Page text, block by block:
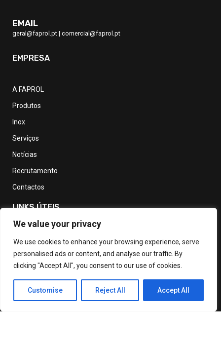
We value your privacy
We use cookies to enhance your browsing experience, serve
personalised ads or content, and analyse our traffic. By
clicking "Accept All", you consent to our use of cookies.
Customise Reject All Accept All
EMAIL
geral@faprol.pt | comercial@faprol.pt
EMPRESA
A FAPROL
Produtos
Inox
Serviços
Notícias
Recrutamento
Contactos
LINKS ÚTEIS
Política de Privacidade
Política de devolução e reembolso
Termos e Condições de Utilização
Livro de Reclamações